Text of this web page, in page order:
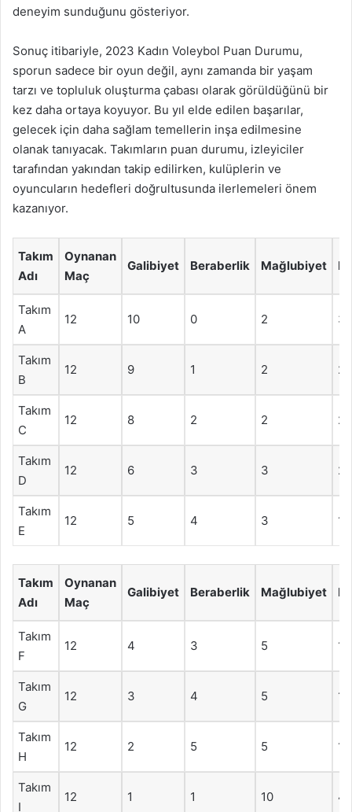
deneyim sunduğunu gösteriyor.
Sonuç itibariyle, 2023 Kadın Voleybol Puan Durumu,
sporun sadece bir oyun değil, aynı zamanda bir yaşam
tarzı ve topluluk oluşturma çabası olarak görüldüğünü bir
kez daha ortaya koyuyor. Bu yıl elde edilen başarılar,
gelecek için daha sağlam temellerin inşa edilmesine
olanak tanıyacak. Takımların puan durumu, izleyiciler
tarafından yakından takip edilirken, kulüplerin ve
oyuncuların hedefleri doğrultusunda ilerlemeleri önem
kazanıyor.
Takım
Adı
Oynanan
Maç
Galibiyet Beraberlik Mağlubiyet
Takım
A
12 10 0 2 30
Takım
B
12 9 1 2 28
Takım
C
12 8 2 2 26
Takım
D
12 6 3 3 21
Takım
E
12 5 4 3 19
Takım
Adı
Oynanan
Maç
Galibiyet Beraberlik Mağlubiyet
Takım
F
12 4 3 5 15
Takım
G
12 3 4 5 13
Takım
H
12 2 5 5 11
Takım
I
12 1 1 10 4